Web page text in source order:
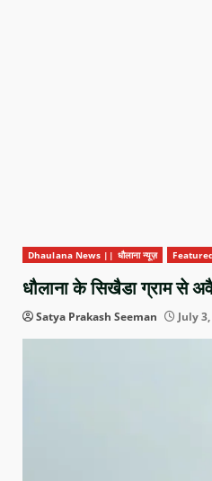
Dhaulana News || धौलाना न्यूज़
धौलाना के सिखैडा ग्राम से
Satya Prakash Seeman July